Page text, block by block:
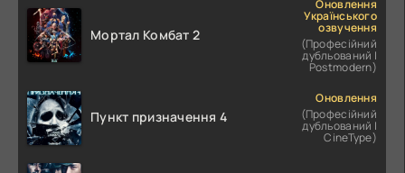
Мортал Комбат 2
Оновлення
Українського
озвучення
(Професійний
дубльований |
Postmodern)
Пункт призначення 4
Оновлення
(Професійний
дубльований |
CineType)